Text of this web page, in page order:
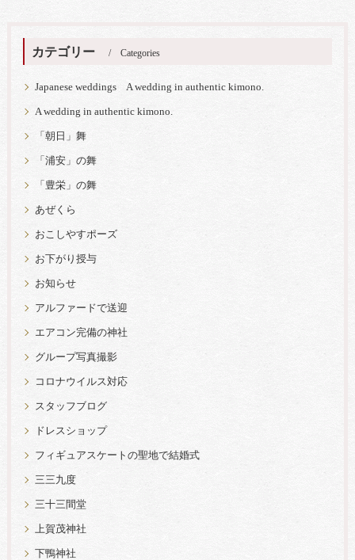
カテゴリー Categories
Japanese weddings A wedding in authentic kimono.
A wedding in authentic kimono.
「朝日」舞
「浦安」の舞
「豊栄」の舞
あぜくら
おこしやすポーズ
お下がり授与
お知らせ
アルファードで送迎
エアコン完備の神社
グループ写真撮影
コロナウイルス対応
スタッフブログ
ドレスショップ
フィギュアスケートの聖地で結婚式
三三九度
三十三間堂
上賀茂神社
下鴨神社